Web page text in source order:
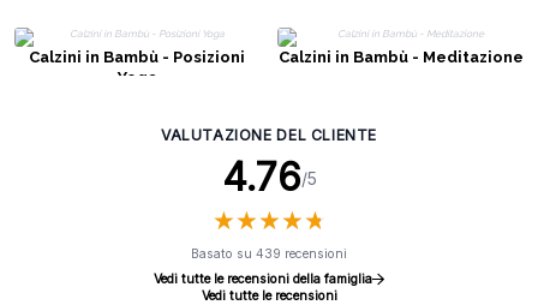
Calzini in Bambù - Posizioni
Yoga
Calzini in Bambù - Meditazione
VALUTAZIONE DEL CLIENTE
4.76/5
★★★★★
★★★★★
Basato su 439 recensioni
Vedi tutte le recensioni della famiglia
Vedi tutte le recensioni